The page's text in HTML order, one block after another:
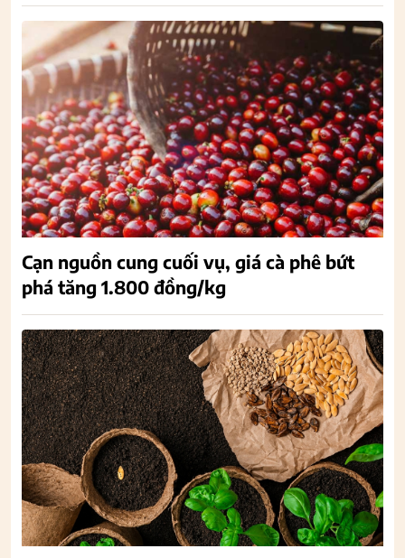
Cạn nguồn cung cuối vụ, giá cà phê bứt
phá tăng 1.800 đồng/kg